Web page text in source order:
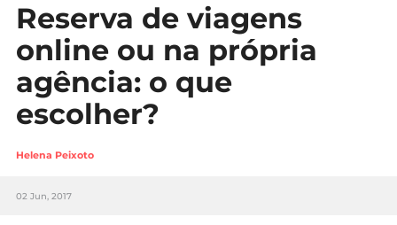
Carreira
Casa
Lifestyle
Sociedade
Tecnologia
Reserva de viagens
online ou na própria
agência: o que
escolher?
Helena Peixoto
02 Jun, 2017